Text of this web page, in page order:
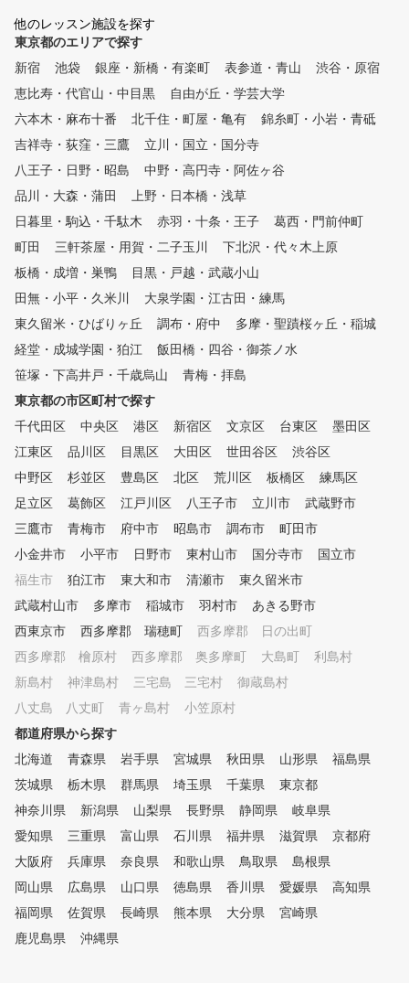
ールを打ちいろいろYou Tube
を見たり、 理論の左脳だけを
使って覚えようとしています。
しかし左脳は直列処理が特徴の
ため、何かをすれば何かが出来
なくなってしまいます。 一度
することができない。 これが
、打っても打っても 上手くい
ったり上手くいかなかったりの
繰り返しで、なかなか上手くな
れない原因なのです。 しかし
、メンタル構築法は、まず右脳
る。 独自に開発しまた練習器
具による多目的練習で、イメー
ジ脳と呼ばれる右脳のイメージ
カと直感力を強化し、 高速に
大量の情報を受け入れら れる
並列処理という特徴を活用して
いく。 このため、短時間で大
量に記憶、覚えたことはいつま
でも忘れず(いつでも思い出す
ことができる)という理想のゴ
ルフ上達が誰にでも可能になり
ます。 あの有名プロも使用し
ている魔法のクランクや魔法の
具はそのようなテーマを感覚的
に覚えるまさに体で覚えること
となります。 姉妹店のSWING2
4/7新宿店さんでもレッスン実
施しております！
他のレッスン施設を探す
東京都のエリアで探す
新宿
池袋 銀座・新橋・有楽町 表参道・青山
渋谷・原宿
恵比寿・代官山・中目黒
自由が丘・学芸大学
六本木・麻布十番
北千住・町屋・亀有
錦糸町・小岩・青砥
吉祥寺・荻窪・三鷹
立川・国立・国分寺
八王子・日野・昭島
中野・高円寺・阿佐ヶ谷
品川・大森・蒲田
上野・日本橋・浅草
日暮里・駒込・千駄木
赤羽・十条・王子
葛西・門前仲町
町田
三軒茶屋・用賀・二子玉川
下北沢・代々木上原
板橋・成増・巣鴨
目黒・戸越・武蔵小山
田無・小平・久米川
大泉学園・江古田・練馬
東久留米・ひばりヶ丘
調布・府中
多摩・聖蹟桜ヶ丘・稲城
経堂・成城学園・狛江
飯田橋・四谷・御茶ノ水
笹塚・下高井戸・千歳烏山
青梅・拝島
東京都の市区町村で探す
千代田区
中央区 港区 新宿区 文京区 台東区
墨田区
江東区
品川区 目黒区 大田区 世田谷区
渋谷区
中野区
杉並区 豊島区 北区 荒川区 板橋区
練馬区
足立区
葛飾区 江戸川区 八王子市 立川市
武蔵野市
三鷹市
青梅市 府中市 昭島市 調布市
町田市
小金井市
小平市 日野市 東村山市 国分寺市
国立市
福生市
狛江市 東大和市 清瀬市
東久留米市
武蔵村山市
多摩市 稲城市 羽村市
あきる野市
西東京市
西多摩郡 瑞穂町
西多摩郡 日の出町
西多摩郡 檜原村
西多摩郡 奥多摩町 大島町
利島村
新島村
神津島村 三宅島 三宅村
御蔵島村
八丈島 八丈町
青ヶ島村
小笠原村
都道府県から探す
北海道
青森県 岩手県 宮城県 秋田県 山形県
福島県
茨城県
栃木県 群馬県 埼玉県 千葉県
東京都
神奈川県
新潟県 山梨県 長野県 静岡県
岐阜県
愛知県
三重県 富山県 石川県 福井県 滋賀県
京都府
大阪府
兵庫県 奈良県 和歌山県 鳥取県
島根県
岡山県
広島県 山口県 徳島県 香川県 愛媛県
高知県
福岡県
佐賀県 長崎県 熊本県 大分県
宮崎県
鹿児島県
沖縄県